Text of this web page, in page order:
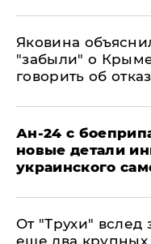
Яковина
"забыли" о
говорить об
Ан-24 с
новые детали
украинского
От "Трухи" вслед
еще два крупных